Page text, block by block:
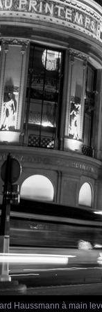
Haussmann à main